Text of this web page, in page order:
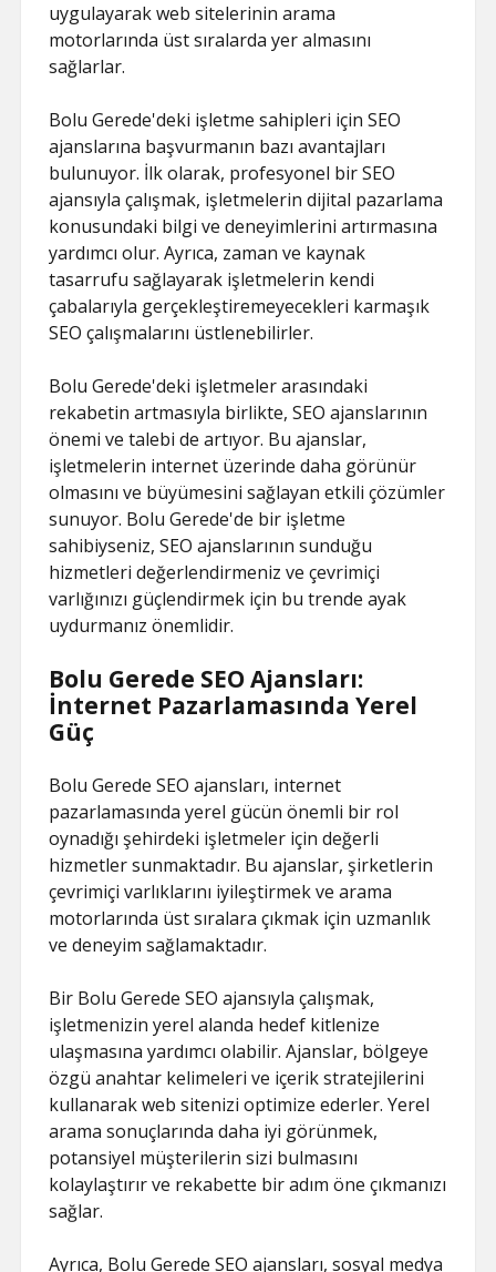
uygulayarak web sitelerinin arama
motorlarında üst sıralarda yer almasını
sağlarlar.
Bolu Gerede'deki işletme sahipleri için SEO
ajanslarına başvurmanın bazı avantajları
bulunuyor. İlk olarak, profesyonel bir SEO
ajansıyla çalışmak, işletmelerin dijital pazarlama
konusundaki bilgi ve deneyimlerini artırmasına
yardımcı olur. Ayrıca, zaman ve kaynak
tasarrufu sağlayarak işletmelerin kendi
çabalarıyla gerçekleştiremeyecekleri karmaşık
SEO çalışmalarını üstlenebilirler.
Bolu Gerede'deki işletmeler arasındaki
rekabetin artmasıyla birlikte, SEO ajanslarının
önemi ve talebi de artıyor. Bu ajanslar,
işletmelerin internet üzerinde daha görünür
olmasını ve büyümesini sağlayan etkili çözümler
sunuyor. Bolu Gerede'de bir işletme
sahibiyseniz, SEO ajanslarının sunduğu
hizmetleri değerlendirmeniz ve çevrimiçi
varlığınızı güçlendirmek için bu trende ayak
uydurmanız önemlidir.
Bolu Gerede SEO Ajansları:
İnternet Pazarlamasında Yerel
Güç
Bolu Gerede SEO ajansları, internet
pazarlamasında yerel gücün önemli bir rol
oynadığı şehirdeki işletmeler için değerli
hizmetler sunmaktadır. Bu ajanslar, şirketlerin
çevrimiçi varlıklarını iyileştirmek ve arama
motorlarında üst sıralara çıkmak için uzmanlık
ve deneyim sağlamaktadır.
Bir Bolu Gerede SEO ajansıyla çalışmak,
işletmenizin yerel alanda hedef kitlenize
ulaşmasına yardımcı olabilir. Ajanslar, bölgeye
özgü anahtar kelimeleri ve içerik stratejilerini
kullanarak web sitenizi optimize ederler. Yerel
arama sonuçlarında daha iyi görünmek,
potansiyel müşterilerin sizi bulmasını
kolaylaştırır ve rekabette bir adım öne çıkmanızı
sağlar.
Ayrıca, Bolu Gerede SEO ajansları, sosyal medya